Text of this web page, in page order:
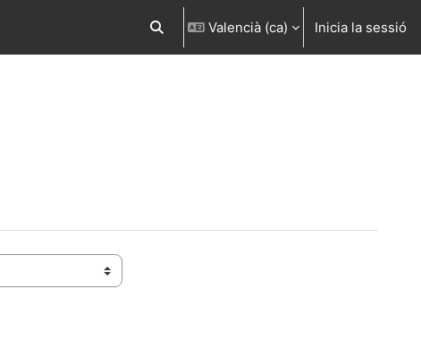
Commuta l'entrada de la cerca
Valencià ‎(ca)‎ Inicia la sessió